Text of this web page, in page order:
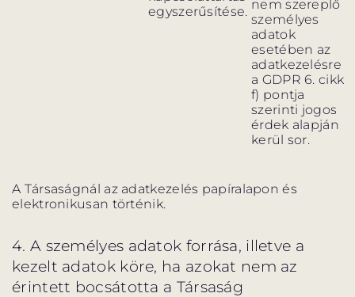
egyszerűsítése. nem szereplő
személyes
adatok
esetében az
adatkezelésre
a GDPR 6. cikk
f) pontja
szerinti jogos
érdek alapján
kerül sor.
A Társaságnál az adatkezelés papíralapon és
elektronikusan történik.
4. A személyes adatok forrása, illetve a
kezelt adatok köre, ha azokat nem az
érintett bocsátotta a Társaság